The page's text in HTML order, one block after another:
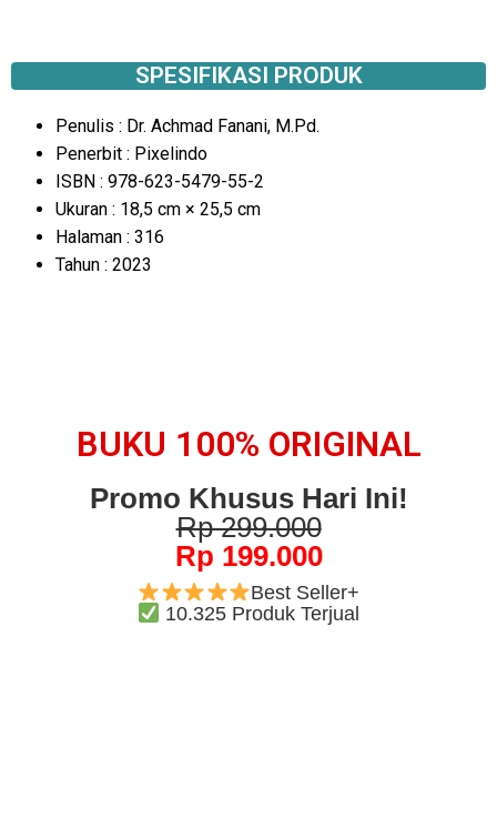
SPESIFIKASI PRODUK
Penulis : Dr. Achmad Fanani, M.Pd.
Penerbit : Pixelindo
ISBN : 978-623-5479-55-2
Ukuran : 18,5 cm × 25,5 cm
Halaman : 316
Tahun : 2023
BUKU 100% ORIGINAL
Promo Khusus Hari Ini!
Rp 299.000
Rp 199.000
Best Seller+
10.325 Produk Terjual